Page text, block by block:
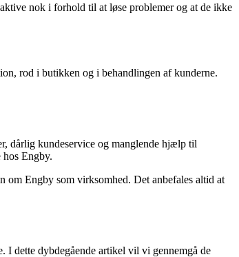
nok i forhold til at løse problemer og at de ikke
rod i butikken og i behandlingen af kunderne.
dårlig kundeservice og manglende hjælp til
hos Engby.
om Engby som virksomhed. Det anbefales altid at
I dette dybdegående artikel vil vi gennemgå de